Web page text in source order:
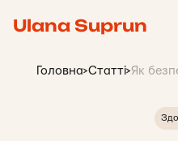
Ulana Suprun
Головна>Статті>Як